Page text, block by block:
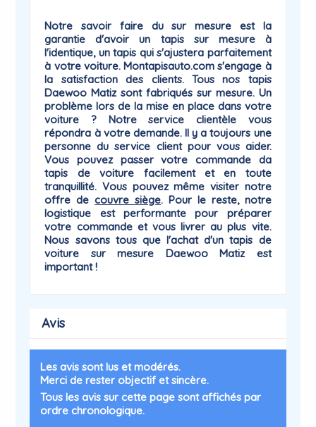
Notre savoir faire du sur mesure est la
garantie d'avoir un tapis sur mesure à
l'identique, un tapis quis'ajustera parfaitement
à votre voiture. Montapisauto.com s'engage à
la satisfaction des clients. Tous nos tapis
Daewoo Matiz sont fabriqués sur mesure. Un
problème lors de la mise en place dans votre
voiture ? Notre service clientèle vous
répondra à votre demande. Il y a toujours une
personne duservice clientpour vous aider.
Vous pouvez passer votre commande da
tapis de voiture facilement et en toute
tranquillité. Vous pouvez même visiter notre
offre decouvre siège. Pour le reste, notre
logistique est performante pour préparer
votre commande et vous livrer au plus vite.
Nous savons tous que l'achat d'un tapis de
voiture sur mesure Daewoo
Matizest
important !
Avis
Les avis sont lus et modérés.
Merci de rester objectif et sincère.
Tous les avis sur cette page sont affichés par
ordre chronologique.